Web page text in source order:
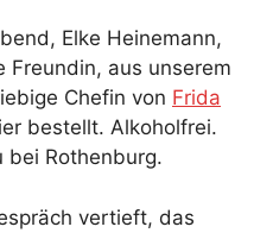
Elke Heinemann,
Freundin, aus unserem
Chefin von Frida
bestellt. Alkoholfrei.
bei Rothenburg.
vertieft, das